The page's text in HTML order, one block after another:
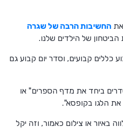
החשיבות הרבה של שגרה
של הילדים שלנו.
כללים קבועים, וסדר יום קבוע גם
שלישי בשעה 17:00 מסדרים ביחד את מדף הספרים" או
באיור או צילום כאמור, וזה יקל